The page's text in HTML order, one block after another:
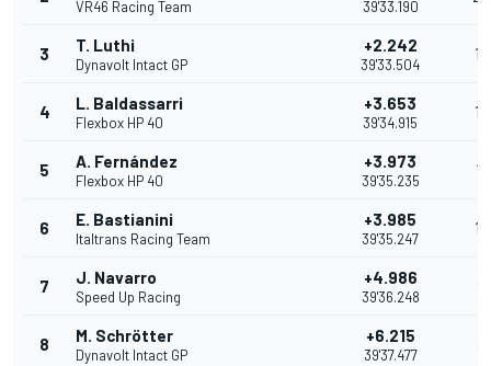
VR46 Racing Team 39'33.190
3 T. Luthi
Dynavolt Intact GP
+2.242
39'33.504
16
4 L. Baldassarri
Flexbox HP 40
+3.653
39'34.915
13
5 A. Fernández
Flexbox HP 40
+3.973
39'35.235
11
6 E. Bastianini
Italtrans Racing Team
+3.985
39'35.247
10
7 J. Navarro
Speed Up Racing
+4.986
39'36.248
9
8 M. Schrötter
Dynavolt Intact GP
+6.215
39'37.477